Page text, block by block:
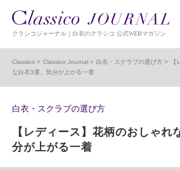
クラシコジャーナル｜白衣のクラシコ 公式WEBマガジン
Classico Classico Journal 白衣・スクラブの選び方
な白衣3選。気分が上がる一着
白衣・スクラブの選び方
【レディース】花柄のおしゃれ
分が上がる一着